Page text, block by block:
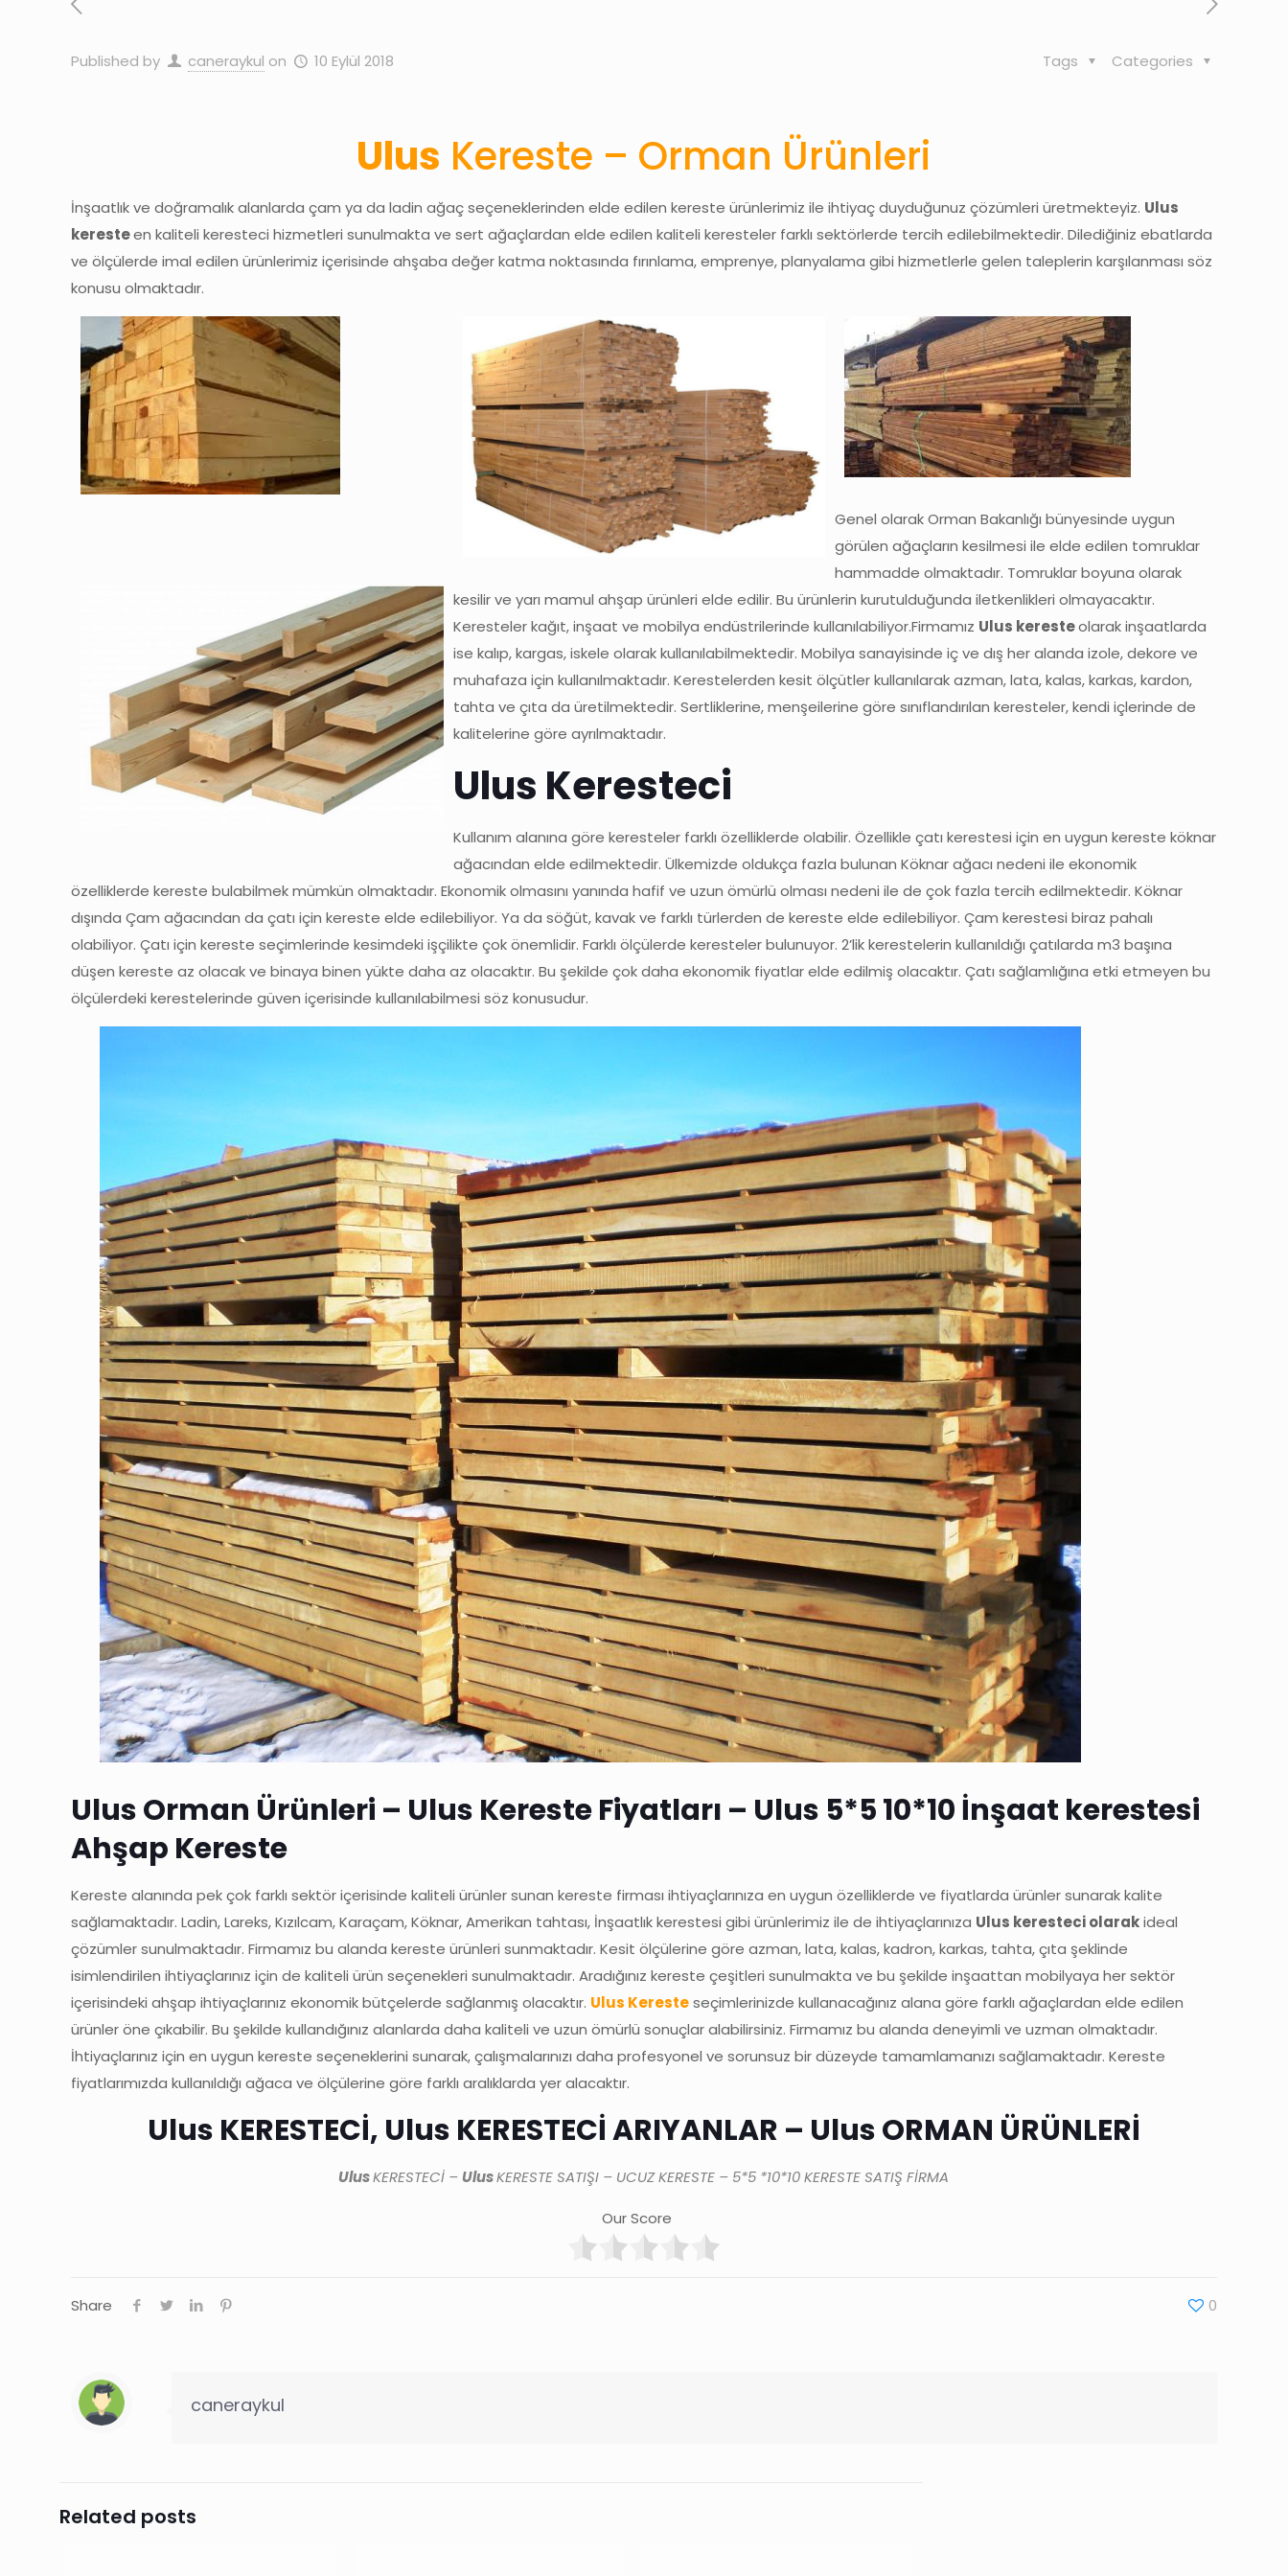
Published by caneraykul on 10 Eylül 2018 Categories
Tags
Ulus Kereste – Orman Ürünleri
İnşaatlık ve doğramalık alanlarda çam ya da ladin ağaç seçeneklerinden elde edilen kereste ürünlerimiz ile ihtiyaç duyduğunuz çözümleri üretmekteyiz. Ulus
keresteen kaliteli keresteci hizmetleri sunulmakta ve sert ağaçlardan elde edilen kaliteli keresteler farklı sektörlerde tercih edilebilmektedir. Dilediğiniz ebatlarda
ve ölçülerde imal edilen ürünlerimiz içerisinde ahşaba değer katma noktasında fırınlama, emprenye, planyalama gibi hizmetlerle gelen taleplerin karşılanması söz
konusu olmaktadır.
Genel olarak Orman Bakanlığı bünyesinde uygun
görülen ağaçların kesilmesi ile elde edilen tomruklar
hammadde olmaktadır. Tomruklar boyuna olarak
kesilir ve yarı mamul ahşap ürünleri elde edilir. Bu ürünlerin kurutulduğunda iletkenlikleri olmayacaktır.
Keresteler kağıt, inşaat ve mobilya endüstrilerinde kullanılabiliyor.Firmamız Ulus keresteolarak inşaatlarda
ise kalıp, kargas, iskele olarak kullanılabilmektedir. Mobilya sanayisinde iç ve dış her alanda izole, dekore ve
muhafaza için kullanılmaktadır. Kerestelerden kesit ölçütler kullanılarak azman, lata, kalas, karkas, kardon,
tahta ve çıta da üretilmektedir. Sertliklerine, menşeilerine göre sınıflandırılan keresteler, kendi içlerinde de
kalitelerine göre ayrılmaktadır.
Ulus Keresteci
Kullanım alanına göre keresteler farklı özelliklerde olabilir. Özellikle çatı kerestesi için en uygun kereste köknar
ağacından elde edilmektedir. Ülkemizde oldukça fazla bulunan Köknar ağacı nedeni ile ekonomik
özelliklerde kereste bulabilmek mümkün olmaktadır. Ekonomik olmasını yanında hafif ve uzun ömürlü olması nedeni ile de çok fazla tercih edilmektedir. Köknar
dışında Çam ağacından da çatı için kereste elde edilebiliyor. Ya da söğüt, kavak ve farklı türlerden de kereste elde edilebiliyor. Çam kerestesi biraz pahalı
olabiliyor. Çatı için kereste seçimlerinde kesimdeki işçilikte çok önemlidir. Farklı ölçülerde keresteler bulunuyor. 2’lik kerestelerin kullanıldığı çatılarda m3 başına
düşen kereste az olacak ve binaya binen yükte daha az olacaktır. Bu şekilde çok daha ekonomik fiyatlar elde edilmiş olacaktır. Çatı sağlamlığına etki etmeyen bu
ölçülerdeki kerestelerinde güven içerisinde kullanılabilmesi söz konusudur.
Ulus Orman Ürünleri – Ulus Kereste Fiyatları – Ulus 5*5 10*10 İnşaat kerestesi
Ahşap Kereste
Kereste alanında pek çok farklı sektör içerisinde kaliteli ürünler sunan kereste firması ihtiyaçlarınıza en uygun özelliklerde ve fiyatlarda ürünler sunarak kalite
sağlamaktadır. Ladin, Lareks, Kızılcam, Karaçam, Köknar, Amerikan tahtası, İnşaatlık kerestesi gibi ürünlerimiz ile de ihtiyaçlarınıza Ulus keresteci olarakideal
çözümler sunulmaktadır. Firmamız bu alanda kereste ürünleri sunmaktadır. Kesit ölçülerine göre azman, lata, kalas, kadron, karkas, tahta, çıta şeklinde
isimlendirilen ihtiyaçlarınız için de kaliteli ürün seçenekleri sunulmaktadır. Aradığınız kereste çeşitleri sunulmakta ve bu şekilde inşaattan mobilyaya her sektör
içerisindeki ahşap ihtiyaçlarınız ekonomik bütçelerde sağlanmış olacaktır. Ulus Keresteseçimlerinizde kullanacağınız alana göre farklı ağaçlardan elde edilen
ürünler öne çıkabilir. Bu şekilde kullandığınız alanlarda daha kaliteli ve uzun ömürlü sonuçlar alabilirsiniz. Firmamız bu alanda deneyimli ve uzman olmaktadır.
İhtiyaçlarınız için en uygun kereste seçeneklerini sunarak, çalışmalarınızı daha profesyonel ve sorunsuz bir düzeyde tamamlamanızı sağlamaktadır. Kereste
fiyatlarımızda kullanıldığı ağaca ve ölçülerine göre farklı aralıklarda yer alacaktır.
Ulus KERESTECİ, Ulus KERESTECİ ARIYANLAR – Ulus ORMAN ÜRÜNLERİ
UlusKERESTECİ – UlusKERESTE SATIŞI – UCUZ KERESTE – 5*5 *10*10 KERESTE SATIŞ FİRMA
Our Score
Share 0
caneraykul
Related posts